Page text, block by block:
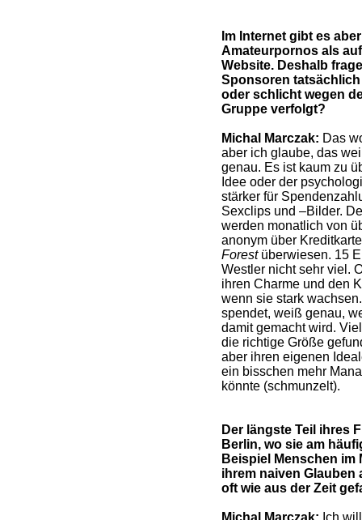
Im Internet gibt es
Amateurpornos als
Website. Deshalb
Sponsoren
oder schlicht wegen
Gruppe verfolgt?
Michal Marczak: Das
aber ich glaube, das
genau. Es ist kaum zu
Idee oder der
stärker für
Sexclips und –Bilder.
werden monatlich von
anonym über
Forestüberwiesen. 15
Westler nicht sehr viel.
ihren Charme und den
wenn sie stark
spendet, weiß genau,
damit gemacht wird.
die richtige Größe
aber ihren eigenen
ein bisschen mehr
könnte (schmunzelt).
Der längste Teil ihres
Berlin, wo sie am
Beispiel Menschen im
ihrem naiven Glauben
oft wie aus der Zeit
Michal Marczak: Ich